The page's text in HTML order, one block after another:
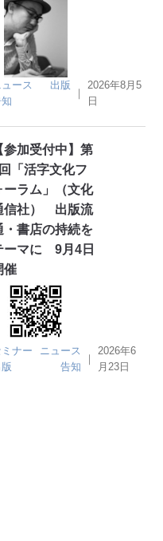
ース
出版
｜
2026年8月5
日
参加受付中】第
「活字文化フ
ーラム」（文化
信社） 出版流
・書店の持続を
ーマに 9月4日
催
ミナー
ニュース
告知
｜
2026年6
月23日